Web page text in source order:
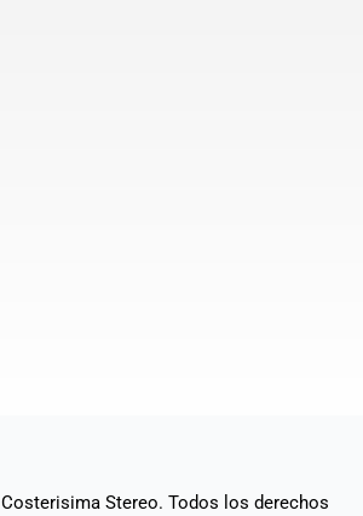
Costerisima Stereo. Todos los derechos